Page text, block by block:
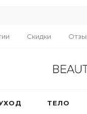
Скидки
ТЕЛО